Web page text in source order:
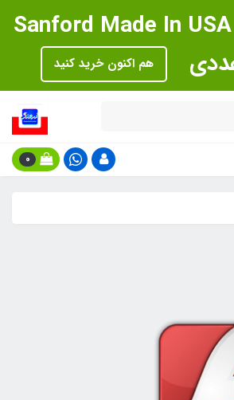
مداد مشکی Sanford Made In USA
هم اکنون خرید کنید
0